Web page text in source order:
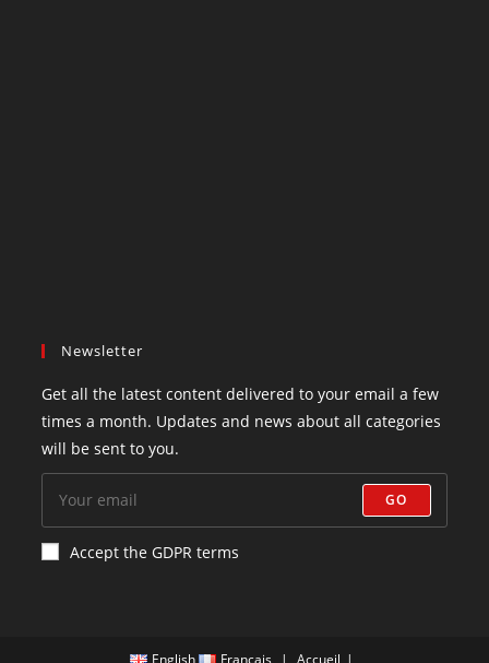
Newsletter
Get all the latest content delivered to your email a few
times a month. Updates and news about all categories
will be sent to you.
GO
Accept the GDPR terms
English Français
Accueil